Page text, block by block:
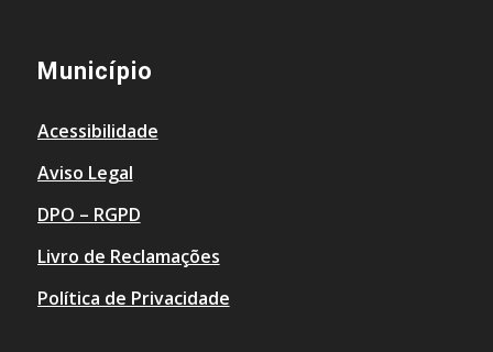
Município
Acessibilidade
Aviso Legal
DPO – RGPD
Livro de Reclamações
Política de Privacidade